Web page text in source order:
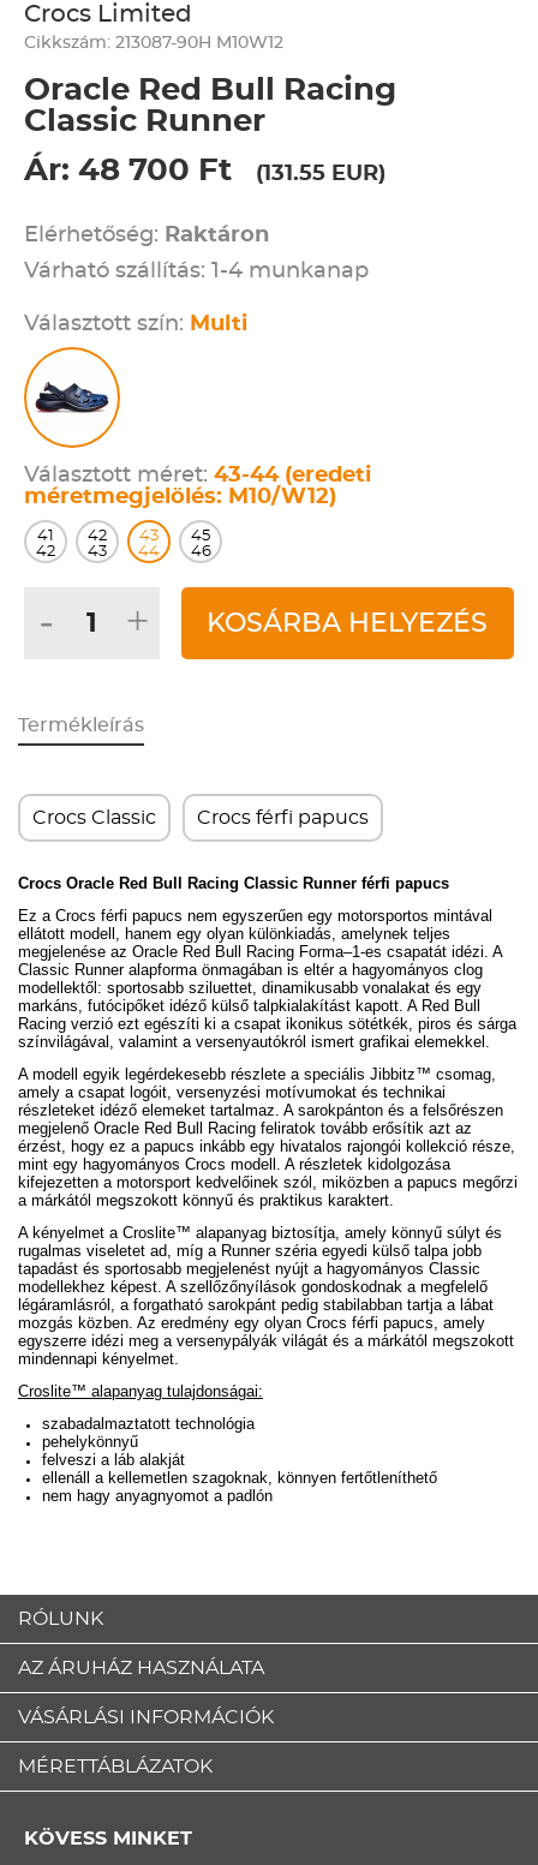
Crocs Limited
Cikkszám: 213087-90H M10W12
Oracle Red Bull Racing
Classic Runner
Ár: 48 700 Ft
(131.55 EUR)
Elérhetőség: Raktáron
Várható szállítás: 1-4 munkanap
Választott szín: Multi
Választott méret: 43-44 (eredeti
méretmegjelölés: M10/W12)
41
42
42
43
43
44
45
46
- + KOSÁRBA HELYEZÉS
Termékleírás
Crocs Classic Crocs férfi papucs
Crocs Oracle Red Bull Racing Classic Runner férfi papucs
Ez a Crocs férfi papucs nem egyszerűen egy motorsportos mintával
ellátott modell, hanem egy olyan különkiadás, amelynek teljes
megjelenése az Oracle Red Bull Racing Forma–1-es csapatát idézi. A
Classic Runner alapforma önmagában is eltér a hagyományos clog
modellektől: sportosabb sziluettet, dinamikusabb vonalakat és egy
markáns, futócipőket idéző külső talpkialakítást kapott. A Red Bull
Racing verzió ezt egészíti ki a csapat ikonikus sötétkék, piros és sárga
színvilágával, valamint a versenyautókról ismert grafikai elemekkel.
A modell egyik legérdekesebb részlete a speciális Jibbitz™ csomag,
amely a csapat logóit, versenyzési motívumokat és technikai
részleteket idéző elemeket tartalmaz. A sarokpánton és a felsőrészen
megjelenő Oracle Red Bull Racing feliratok tovább erősítik azt az
érzést, hogy ez a papucs inkább egy hivatalos rajongói kollekció része,
mint egy hagyományos Crocs modell. A részletek kidolgozása
kifejezetten a motorsport kedvelőinek szól, miközben a papucs megőrzi
a márkától megszokott könnyű és praktikus karaktert.
A kényelmet a Croslite™ alapanyag biztosítja, amely könnyű súlyt és
rugalmas viseletet ad, míg a Runner széria egyedi külső talpa jobb
tapadást és sportosabb megjelenést nyújt a hagyományos Classic
modellekhez képest. A szellőzőnyílások gondoskodnak a megfelelő
légáramlásról, a forgatható sarokpánt pedig stabilabban tartja a lábat
mozgás közben. Az eredmény egy olyan Crocs férfi papucs, amely
egyszerre idézi meg a versenypályák világát és a márkától megszokott
mindennapi kényelmet.
Croslite™ alapanyag tulajdonságai:
szabadalmaztatott technológia
pehelykönnyű
felveszi a láb alakját
ellenáll a kellemetlen szagoknak, könnyen fertőtleníthető
nem hagy anyagnyomot a padlón
RÓLUNK
AZ ÁRUHÁZ HASZNÁLATA
VÁSÁRLÁSI INFORMÁCIÓK
MÉRETTÁBLÁZATOK
KÖVESS MINKET